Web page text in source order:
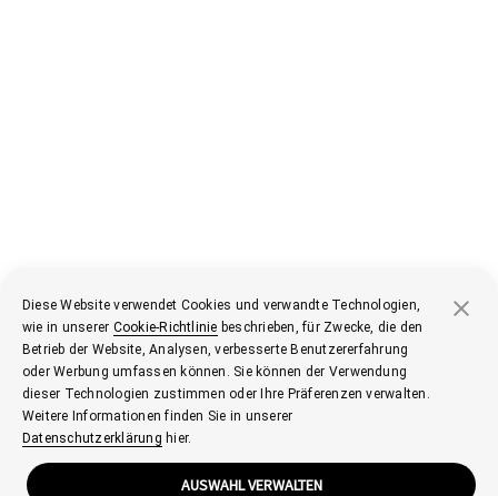
Diese Website verwendet Cookies und verwandte Technologien,
wie in unserer Cookie-Richtlinie beschrieben, für Zwecke, die den
Betrieb der Website, Analysen, verbesserte Benutzererfahrung
oder Werbung umfassen können. Sie können der Verwendung
dieser Technologien zustimmen oder Ihre Präferenzen verwalten.
Weitere Informationen finden Sie in unserer
Datenschutzerklärung hier.
AUSWAHL VERWALTEN